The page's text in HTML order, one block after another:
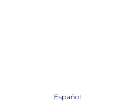
Español